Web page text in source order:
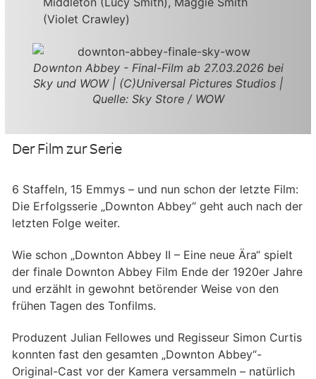
(Violet Crawley)
Downton Abbey - Final-Film ab 27.03.2026 bei
Sky und WOW | (C)Universal Pictures Studios |
Quelle: Sky Store / WOW
Der Film zur Serie
6 Staffeln, 15 Emmys – und nun schon der letzte Film:
Die Erfolgsserie „Downton Abbey“ geht auch nach der
letzten Folge weiter.
Wie schon „Downton Abbey II – Eine neue Ära“ spielt
der finale Downton Abbey Film Ende der 1920er Jahre
und erzählt in gewohnt betörender Weise von den
frühen Tagen des Tonfilms.
Produzent Julian Fellowes und Regisseur Simon Curtis
konnten fast den gesamten „Downton Abbey“-
Original-Cast vor der Kamera versammeln – natürlich